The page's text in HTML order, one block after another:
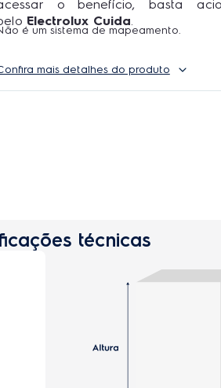
o benefício, basta
Electrolux Cuida.
é um sistema de mapeamento.
mais detalhes do produto
técnicas